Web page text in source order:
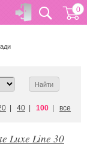
0
40 100 все
Luxe Line 30